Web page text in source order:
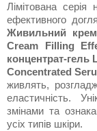
Лімітована
ефективного
Живильний
Cream Filling
концентрат-
Concentrated
живлять,
еластичність.
змінами та
усіх типів шкіри.